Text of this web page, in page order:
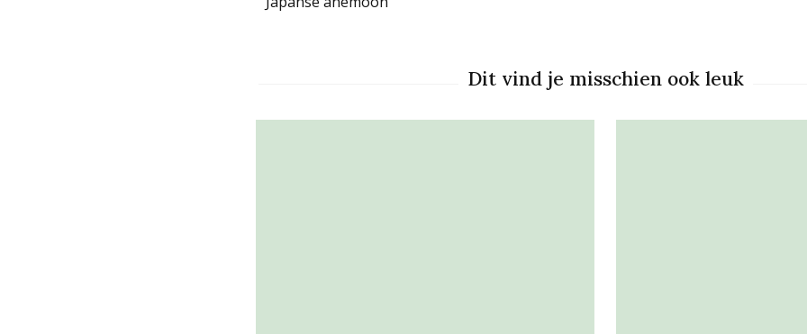
Navigation
Dit vind je misschien ook leuk